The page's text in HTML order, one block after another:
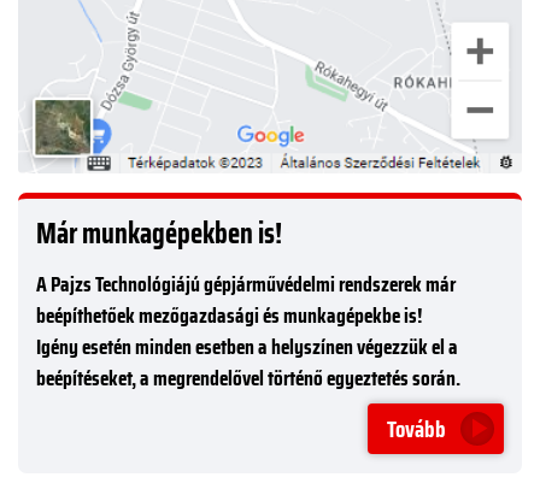
Már munkagépekben is!
A Pajzs Technológiájú gépjárművédelmi rendszerek már
beépíthetőek mezőgazdasági és munkagépekbe is!
Igény esetén minden esetben a helyszínen végezzük el a
beépítéseket, a megrendelővel történő egyeztetés során.
Tovább